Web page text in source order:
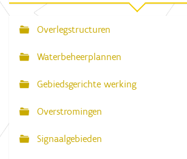
N
a
i
g
t
Overlegstructuren
Waterbeheerplannen
Gebiedsgerichte werking
Overstromingen
Signaalgebieden